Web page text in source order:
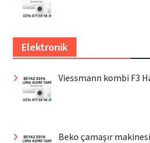
Elektronik
Viessmann kombi F3
Beko çamaşır